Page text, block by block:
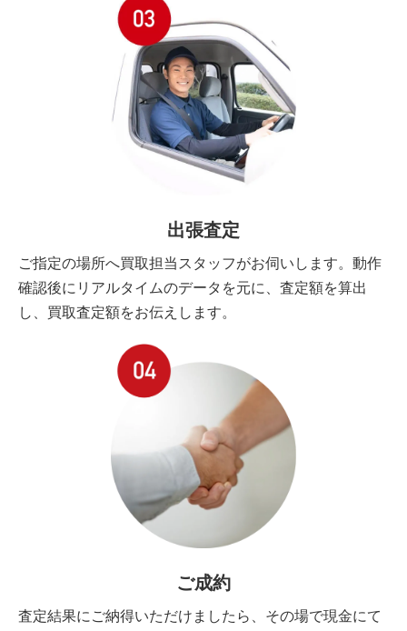
出張査定
ご指定の場所へ買取担当スタッフがお伺いします。動作
確認後にリアルタイムのデータを元に、査定額を算出
し、買取査定額をお伝えします。
ご成約
査定結果にご納得いただけましたら、その場で現金にて